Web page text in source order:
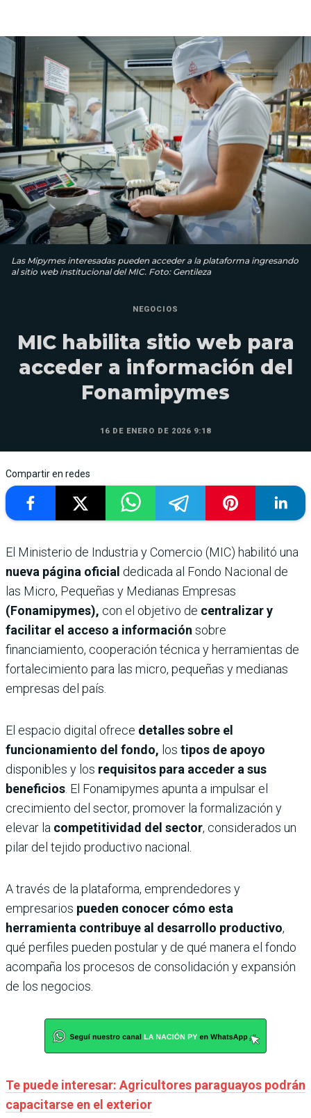
Las Mipymes interesadas pueden acceder a la plataforma ingresando
al sitio web institucional del MIC. Foto: Gentileza
NEGOCIOS
MIC habilita sitio web para
acceder a información del
Fonamipymes
16 DE ENERO DE 2026 9:18
Compartir en redes
El Ministerio de Industria y Comercio (MIC) habilitó una
nueva página oficial dedicada al Fondo Nacional de
las Micro, Pequeñas y Medianas Empresas
(Fonamipymes), con el objetivo de centralizar y
facilitar el acceso a información sobre
financiamiento, cooperación técnica y herramientas de
fortalecimiento para las micro, pequeñas y medianas
empresas del país.
El espacio digital ofrece detalles sobre el
funcionamiento del fondo, los tipos de apoyo
disponibles y los requisitos para acceder a sus
beneficios . El Fonamipymes apunta a impulsar el
crecimiento del sector, promover la formalización y
elevar la competitividad del sector, considerados un
pilar del tejido productivo nacional.
A través de la plataforma, emprendedores y
empresarios pueden conocer cómo esta
herramienta contribuye al desarrollo productivo,
qué perfiles pueden postular y de qué manera el fondo
acompaña los procesos de consolidación y expansión
de los negocios.
Te puede interesar: Agricultores paraguayos podrán
capacitarse en el exterior